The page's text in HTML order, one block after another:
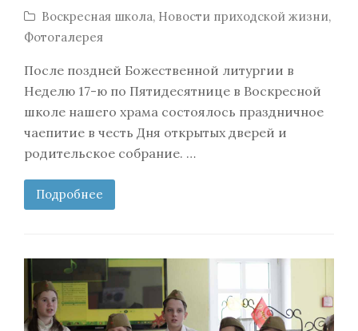
Воскресная школа, Новости приходской жизни,
Фотогалерея
После поздней Божественной литургии в
Неделю 17-ю по Пятидесятнице в Воскресной
школе нашего храма состоялось праздничное
чаепитие в честь Дня открытых дверей и
родительское собрание. …
Подробнее